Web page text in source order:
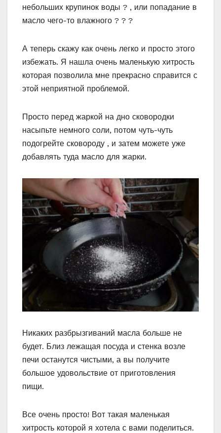
небольших крупинок воды ? , или попадание в
масло чего-то влажного ? ? ?
А теперь скажу как очень легко и просто этого
избежать. Я нашла очень маленькую хитрость
которая позволила мне прекрасно справится с
этой неприятной проблемой.
Просто перед жаркой на дно сковородки
насыпьте немного соли, потом чуть-чуть
подогрейте сковороду , и затем можете уже
добавлять туда масло для жарки.
Никаких разбрызгиваний масла больше не
будет. Близ лежащая посуда и стенка возле
печи останутся чистыми, а вы получите
большое удовольствие от приготовления
пищи.
Все очень просто! Вот такая маленькая
хитрость которой я хотела с вами поделиться.